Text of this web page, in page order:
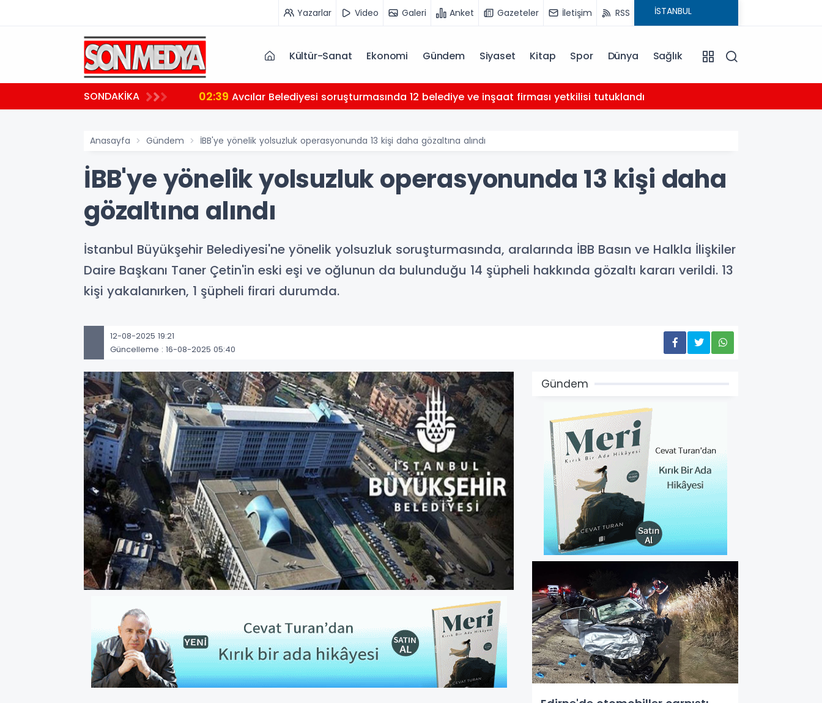
Yazarlar Video Galeri Anket Gazeteler İletişim RSS
Kültür-Sanat Ekonomi Gündem Siyaset Kitap Spor Dünya Sağlık
SONDAKİKA 02:39 Avcılar Belediyesi soruşturmasında 12 belediye ve inşaat firması yetkilisi tutuklandı
Anasayfa Gündem İBB'ye yönelik yolsuzluk operasyonunda 13 kişi daha gözaltına alındı
İBB'ye yönelik yolsuzluk operasyonunda 13 kişi daha
gözaltına alındı
İstanbul Büyükşehir Belediyesi'ne yönelik yolsuzluk soruşturmasında, aralarında İBB Basın ve Halkla İlişkiler
Daire Başkanı Taner Çetin'in eski eşi ve oğlunun da bulunduğu 14 şüpheli hakkında gözaltı kararı verildi. 13
kişi yakalanırken, 1 şüpheli firari durumda.
12-08-2025 19:21
Güncelleme : 16-08-2025 05:40
Gündem